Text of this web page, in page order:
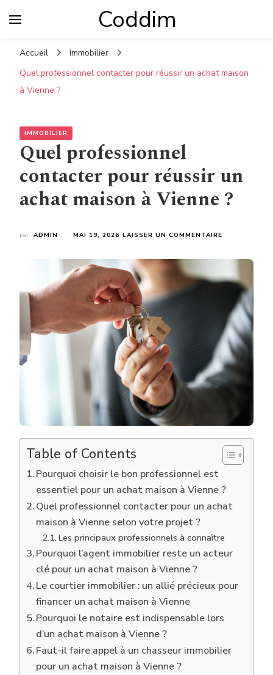
Coddim
Accueil
Immobilier
Quel professionnel contacter pour réussir un achat maison
à Vienne ?
IMMOBILIER
Quel professionnel
contacter pour réussir un
achat maison à Vienne ?
par ADMIN MAI 19, 2026 LAISSER UN COMMENTAIRE
POUR
RÉUSSIR
ACHAT
MAISON
À
VIENNE
?
Table of Contents
Pourquoi choisir le bon professionnel est
essentiel pour un achat maison à Vienne ?
Quel professionnel contacter pour un achat
maison à Vienne selon votre projet ?
Les principaux professionnels à connaître
Pourquoi l’agent immobilier reste un acteur
clé pour un achat maison à Vienne ?
Le courtier immobilier : un allié précieux pour
financer un achat maison à Vienne
Pourquoi le notaire est indispensable lors
d’un achat maison à Vienne ?
Faut-il faire appel à un chasseur immobilier
pour un achat maison à Vienne ?